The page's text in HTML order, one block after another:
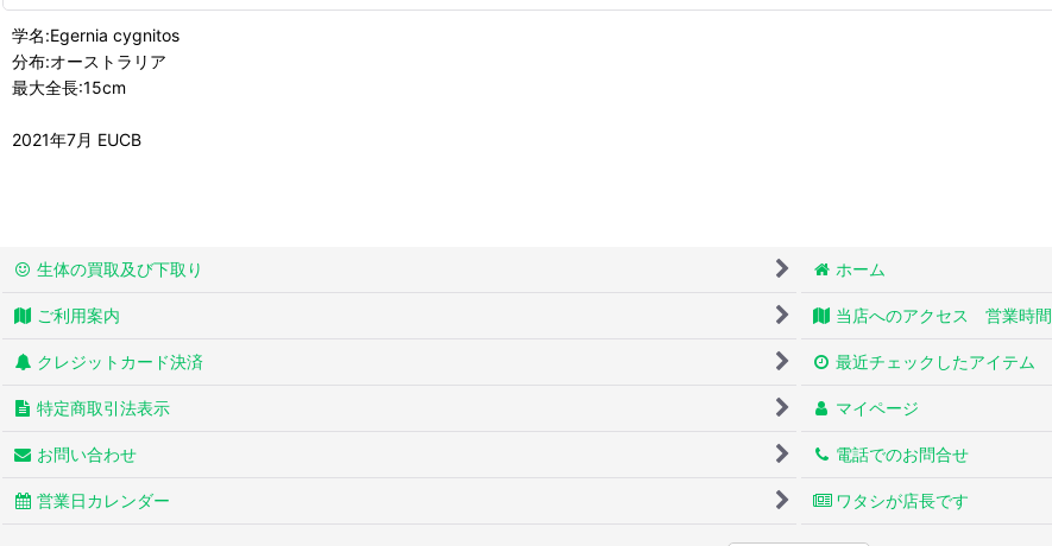
学名:Egernia cygnitos
分布:オーストラリア
最大全長:15cm
2021年7月 EUCB
生体の買取及び下取り ホーム
ご利用案内 当店へのアクセス 営業時間
クレジットカード決済 最近チェックしたアイテム
特定商取引法表示 マイページ
お問い合わせ 電話でのお問合せ
営業日カレンダー ワタシが店長です